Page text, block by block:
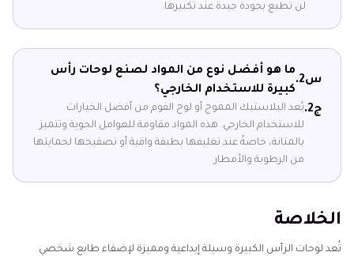
لن تطبع بجودة جيدة عند تكبيرها.
س2.
ما هو أفضل نوع من المواد لصنع لوحات رأس
كبيرة للاستخدام الخارجي؟
ج2.
يُعد البلاستيك المموج أو لوح الفوم من أفضل الخيارات
للاستخدام الخارجي. هذه المواد مقاومة للعوامل الجوية وتتميز
بالمتانة، خاصةً عند تغليفها بطبقة واقية أو تصفيحها لحمايتها
من الرطوبة والأمطار.
الخلاصة
تُعد لوحات الرأس الكبيرة وسيلة إبداعية ومميزة لإضفاء طابع شخصي